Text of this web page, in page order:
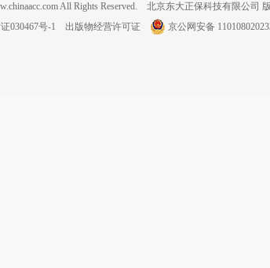
All Rights Reserved. 北京东大正保科技有限公司
030467号-1 出版物经营许可证 京公网安备